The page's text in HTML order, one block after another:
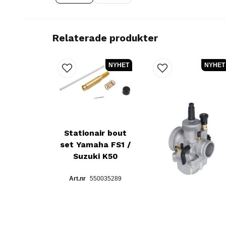
Relaterade produkter
Stationair bout
set Yamaha FS1 /
Suzuki K50
550035289
NYHET NYHET